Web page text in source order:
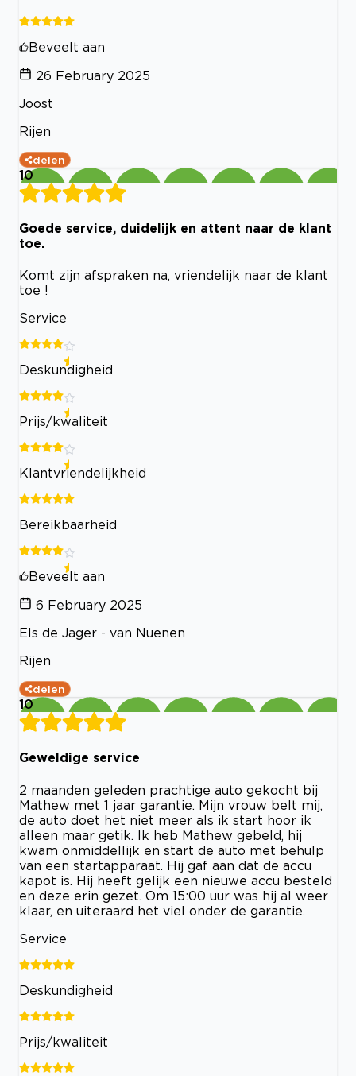
Beveelt aan
26 February 2025
Joost
Rijen
delen
10
Goede service, duidelijk en attent naar de klant
toe.
Komt zijn afspraken na, vriendelijk naar de klant
toe !
Service
Deskundigheid
Prijs/kwaliteit
Klantvriendelijkheid
Bereikbaarheid
Beveelt aan
6 February 2025
Els de Jager - van Nuenen
Rijen
delen
10
Geweldige service
2 maanden geleden prachtige auto gekocht bij
Mathew met 1 jaar garantie. Mijn vrouw belt mij,
de auto doet het niet meer als ik start hoor ik
alleen maar getik. Ik heb Mathew gebeld, hij
kwam onmiddellijk en start de auto met behulp
van een startapparaat. Hij gaf aan dat de accu
kapot is. Hij heeft gelijk een nieuwe accu besteld
en deze erin gezet. Om 15:00 uur was hij al weer
klaar, en uiteraard het viel onder de garantie.
Service
Deskundigheid
Prijs/kwaliteit